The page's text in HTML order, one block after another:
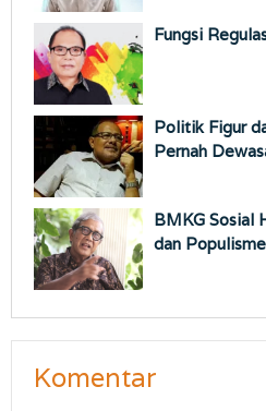
Fungsi
Politik Figur
Pernah
BMKG Sosial
dan
Komentar